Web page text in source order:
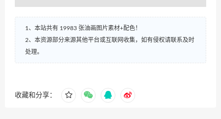
1、本站共有 19983 张油画图片素材+配色！
2、本资源部分来源其他平台或互联网收集，如有侵权请联系及时
处理。
收藏和分享：